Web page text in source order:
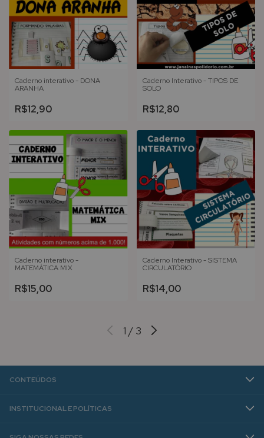
Caderno interativo - DONA
ARANHA
R$12,90
Caderno Interativo - TIPOS DE
SOLO
R$12,80
Caderno interativo -
MATEMÁTICA MIX
R$15,00
Caderno Interativo - SISTEMA
CIRCULATÓRIO
R$14,00
1 / 3
CONTEÚDOS
INSTITUCIONAL E POLÍTICAS